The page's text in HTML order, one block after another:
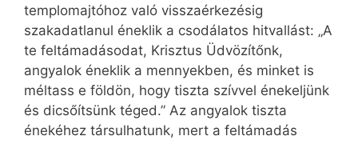
templomajtóhoz való visszaérkezésig
szakadatlanul éneklik a csodálatos hitvallást: „A
te feltámadásodat, Krisztus Üdvözítőnk,
angyalok éneklik a mennyekben, és minket is
méltass e földön, hogy tiszta szívvel énekeljünk
és dicsőítsünk téged.” Az angyalok tiszta
énekéhez társulhatunk, mert a feltámadás